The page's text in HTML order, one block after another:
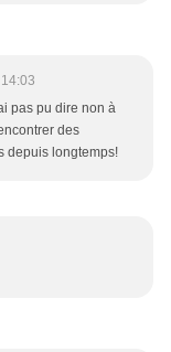
pas pu dire non à
des
depuis longtemps!